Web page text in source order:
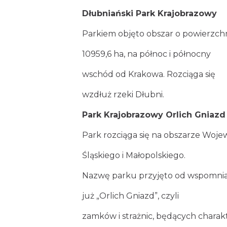
Dłubniański Park Krajobrazowy
Parkiem objęto obszar o
10959,6 ha, na północ i północny
wschód od Krakowa. Rozciąga się
wzdłuż rzeki Dłubni.
Park Krajobrazowy Orlich Gniazd
Park rozciąga się na obszarze
Śląskiego i Małopolskiego.
Nazwę parku przyjęto od
już „Orlich Gniazd”, czyli
zamków i strażnic, będących